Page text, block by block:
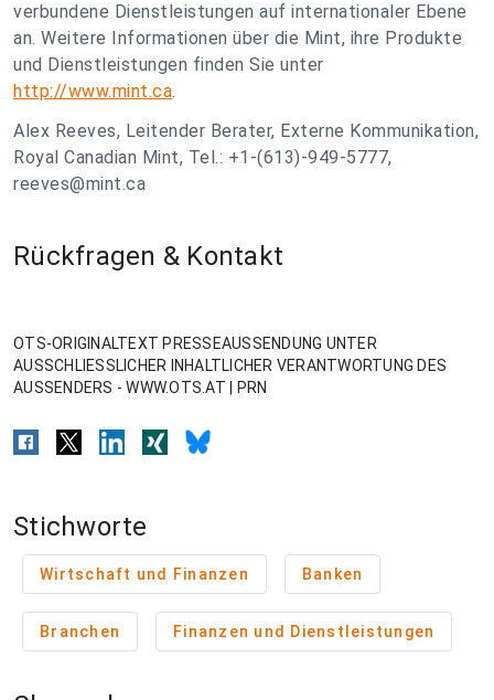
verbundene Dienstleistungen auf internationaler Ebene
an. Weitere Informationen über die Mint, ihre Produkte
und Dienstleistungen finden Sie unter
http://www.mint.ca.
Alex Reeves, Leitender Berater, Externe Kommunikation,
Royal Canadian Mint, Tel.: +1-(613)-949-5777,
reeves@mint.ca
Rückfragen & Kontakt
OTS-ORIGINALTEXT PRESSEAUSSENDUNG UNTER
AUSSCHLIESSLICHER INHALTLICHER VERANTWORTUNG DES
AUSSENDERS - WWW.OTS.AT | PRN
Stichworte
Wirtschaft und Finanzen Banken
Branchen Finanzen und Dienstleistungen